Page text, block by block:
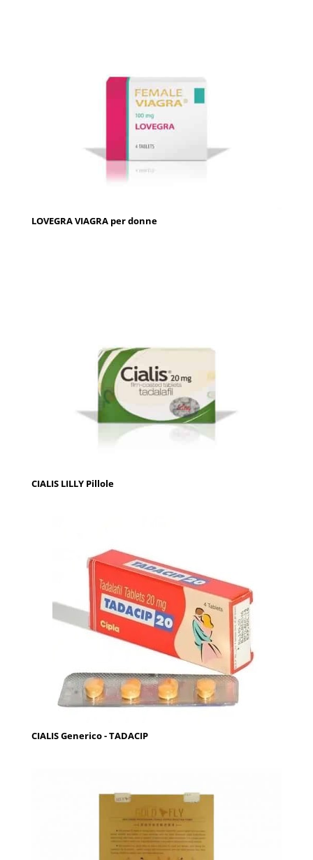
LOVEGRA VIAGRA per donne
CIALIS LILLY Pillole
CIALIS Generico - TADACIP